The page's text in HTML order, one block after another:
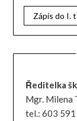
Zápis do I.
Ředitelka
Mgr. Milena
tel.: 603